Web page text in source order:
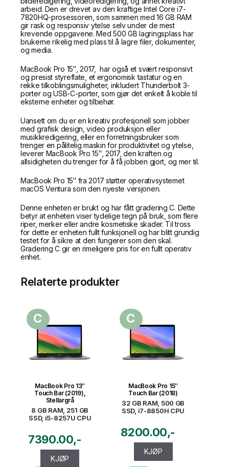
arbeid. Den er drevet av den kraftige Intel Core i7-
7820HQ-prosessoren, som sammen med 16 GB RAM
gir rask og responsiv ytelse selv under de mest
krevende oppgavene. Med 500 GB lagringsplass har
brukerne rikelig med plass til å lagre filer, dokumenter,
og media.
MacBook Pro 15″, 2017, har også et svært responsivt
og presist styreflate, et ergonomisk tastatur og en
rekke tilkoblingsmuligheter, inkludert Thunderbolt 3-
porter og USB-C-porter, som gjør det enkelt å koble til
eksterne enheter og tilbehør.
Uansett om du er en kreativ profesjonell som jobber
med grafisk design, video produksjon eller
musikkredigering, eller en forretningsbruker som
trenger en pålitelig maskin for produktivitet og ytelse,
leverer MacBook Pro 15″, 2017, den kraften og
allsidigheten du trenger for å få jobben gjort, og mer til.
MacBook Pro 15″ fra 2017 støtter operativsystemet
macOS Ventura som den nyeste versjonen.
Denne enheten er brukt og har fått gradering C. Dette
betyr at enheten viser tydelige tegn på bruk, som flere
riper, merker eller andre kosmetiske skader. Til tross
for dette er enheten fullt funksjonell og har blitt grundig
testet for å sikre at den fungerer som den skal.
Gradering C gir en rimeligere pris for en fullt operativ
enhet.
Relaterte produkter
C
MacBook Pro 13″
Touch Bar (2019),
Stellargrå
8 GB RAM, 251 GB
SSD, i5-8257U CPU
7390.00
KJØP
C
MacBook Pro 15″
Touch Bar (2018)
32 GB RAM, 500 GB
SSD, i7-8850H CPU
8200.00
KJØP